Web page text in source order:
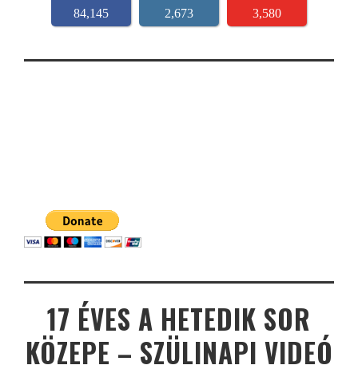
84,145 2,673 3,580
17 ÉVES A HETEDIK SOR
KÖZEPE – SZÜLINAPI VIDEÓ